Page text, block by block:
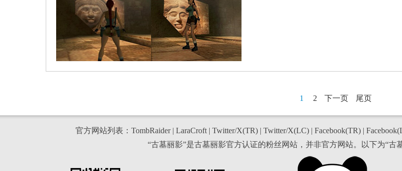
1 2 下一页 尾页
官方网站列表： TombRaider| LaraCroft| Twitter/X(TR)| Twitter/X(LC)| Facebook(TR)|
“古墓丽影”是古墓丽影官方认证的粉丝网站，并非官方网站。以下为“古